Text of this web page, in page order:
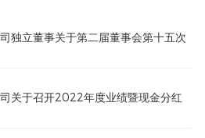
独立董事关于第二届董事会第十五次
关于召开2022年度业绩暨现金分红